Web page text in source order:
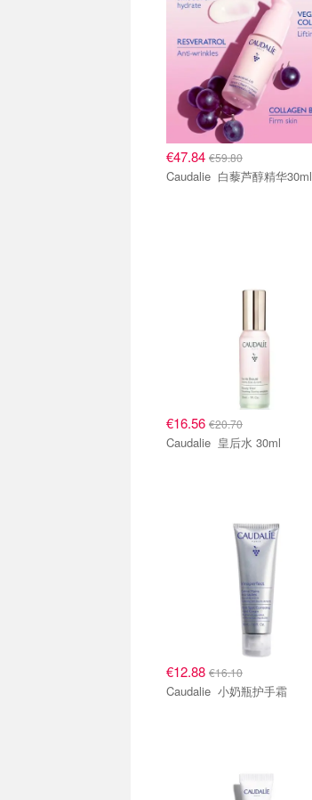
€47.84 €59.80
Caudalie 白藜芦醇精华30ml
€16.56 €20.70
Caudalie 皇后水 30ml
€12.88 €16.10
Caudalie 小奶瓶护手霜